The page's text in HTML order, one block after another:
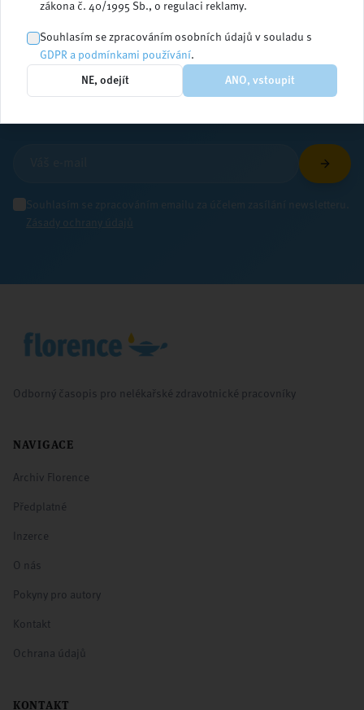
Zůstaňte v obraze
Přihlaste se k odběru newsletteru a dostávejte
Souhlasím se zpracováním emailu za účelem zasílání newsletteru.
Zásady ochrany údajů
Odborný časopis pro nelékařské zdravotnické pracovníky
NAVIGACE
Archiv Florence
Předplatné
Inzerce
O nás
Pokyny pro autory
Kontakt
Ochrana údajů
KONTAKT
zákona č. 40/1995 Sb., o regulaci reklamy.
Souhlasím se zpracováním osobních údajů v souladu s
GDPR a podmínkami používání.
NE, odejít ANO, vstoupit